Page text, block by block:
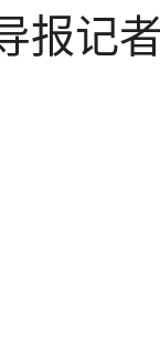
报记